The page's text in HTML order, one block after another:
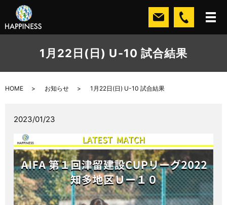
1月22日(日) U-10 試合結果
HOME お知らせ 1月22日(日) U-10 試合結果
2023/01/23